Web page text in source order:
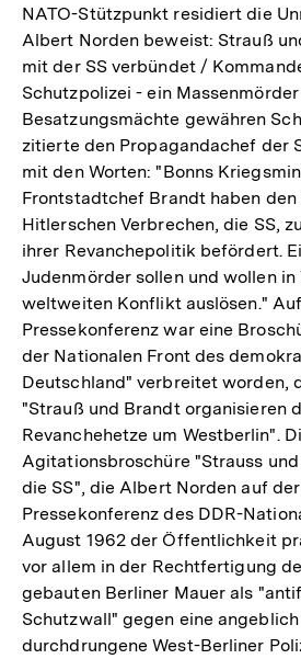
NATO-Stützpunkt residiert die
Albert Norden beweist: Strauß
mit der SS verbündet /
Schutzpolizei - ein
Besatzungsmächte gewähren
zitierte den Propagandachef der
mit den Worten: "Bonns
Frontstadtchef Brandt haben
Hitlerschen Verbrechen, die SS,
ihrer Revanchepolitik befördert.
Judenmörder sollen und wollen in
weltweiten Konflikt auslösen."
Pressekonferenz war eine
der Nationalen Front des
Deutschland" verbreitet worden,
"Strauß und Brandt organisieren
Revanchehetze um Westberlin".
Agitationsbroschüre "Strauss
die SS", die Albert Norden auf
Pressekonferenz des DDR-
August 1962 der Öffentlichkeit
vor allem in der Rechtfertigung
gebauten Berliner Mauer als
Schutzwall" gegen eine angeblich
durchdrungene West-Berliner